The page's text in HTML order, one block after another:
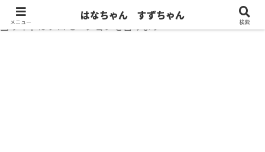
当サイトはプロモーションを含みます
メニュー
はなちゃん すずちゃん
検索